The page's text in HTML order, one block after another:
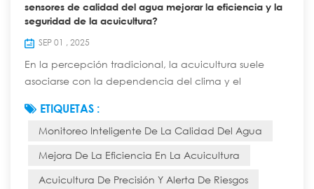
sensores de calidad del agua mejorar la eficiencia y la
seguridad de la acuicultura?
SEP 01 , 2025
En la percepción tradicional, la acuicultura suele
asociarse con la dependencia del clima y el
observando su color, el clima y el comportamiento del
ganado. Esto no solo requiere mucha mano de obra,
deterioro repentino de la calidad del agua puede
provocar la aniquilación total del ejército y enormes...
ETIQUETAS :
Monitoreo Inteligente De La Calidad Del Agua
Mejora De La Eficiencia En La Acuicultura
Acuicultura De Precisión Y Alerta De Riesgos